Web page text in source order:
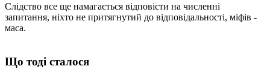
Слідство все ще намагається відповісти на численні
запитання, ніхто не притягнутий до відповідальності, міфів -
маса.
Що тоді сталося